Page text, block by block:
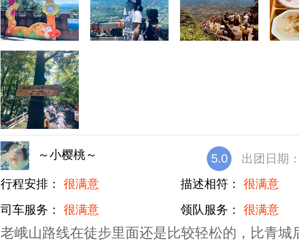
～小樱桃～ 5.0
出团日期
行程安排： 很满意 描述相符： 很满意
司车服务： 很满意 领队服务： 很满意
老峨山路线在徒步里面还是比较轻松的，比青城